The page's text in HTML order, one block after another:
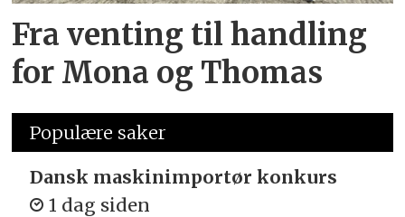
Fra venting til handling
for Mona og Thomas
Populære saker
Dansk maskinimportør konkurs
1 dag siden